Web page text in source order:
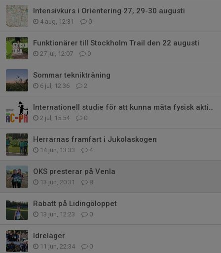
Intensivkurs i Orientering 27, 29-30 augusti
4 aug, 12:31 0
Funktionärer till Stockholm Trail den 22 augusti
27 jul, 12:07 0
Sommar teknikträning
6 jul, 12:36 2
Internationell studie för att kunna mäta fysisk aktivitet hos barn/ungdomar
2 jul, 15:54 0
Herrarnas framfart i Jukolaskogen
14 jun, 13:33 4
OKS presterar på Venla
13 jun, 20:31 8
Rabatt på Lidingöloppet
13 jun, 12:23 0
Idreläger
11 jun, 22:34 0